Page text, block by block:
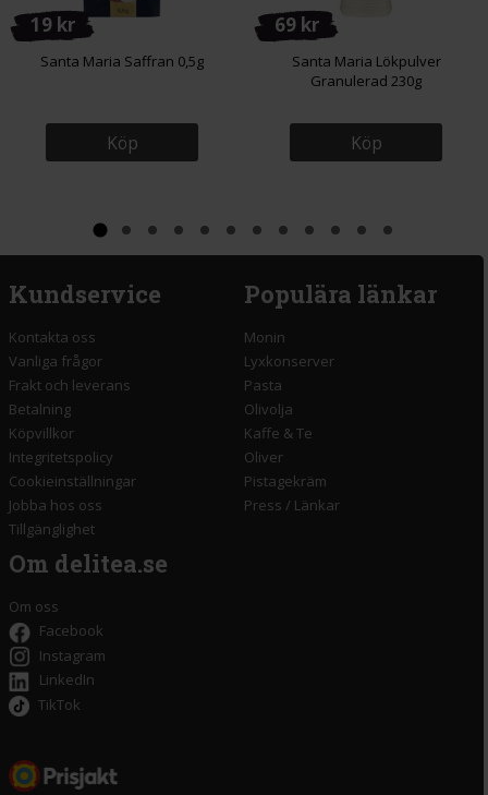
19 kr
Santa Maria Saffran 0,5g
Köp
69 kr
Santa Maria Lökpulver
Granulerad 230g
Köp
Kundservice
Kontakta oss
Vanliga frågor
Frakt och leverans
Betalning
Köpvillkor
Integritetspolicy
Cookieinställningar
Jobba hos oss
Tillgänglighet
Populära länkar
Monin
Lyxkonserver
Pasta
Olivolja
Kaffe & Te
Oliver
Pistagekräm
Press / Länkar
Om delitea.se
Om oss
Facebook
Instagram
LinkedIn
TikTok